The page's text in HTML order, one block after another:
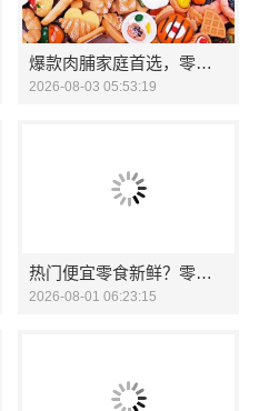
爆款肉脯家庭首选，零食大明星品质之选
2026-08-03 05:53:19
热门便宜零食新鲜？零食大明星美味推荐
2026-08-01 06:23:15